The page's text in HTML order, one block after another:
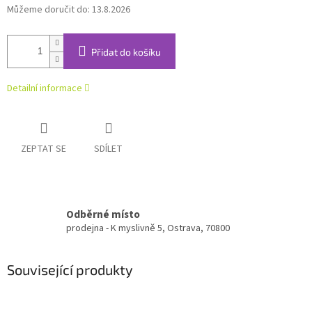
Můžeme doručit do: 13.8.2026
Přidat do košíku
Detailní informace
ZEPTAT SE SDÍLET
Odběrné místo
prodejna - K myslivně 5, Ostrava, 70800
Související produkty